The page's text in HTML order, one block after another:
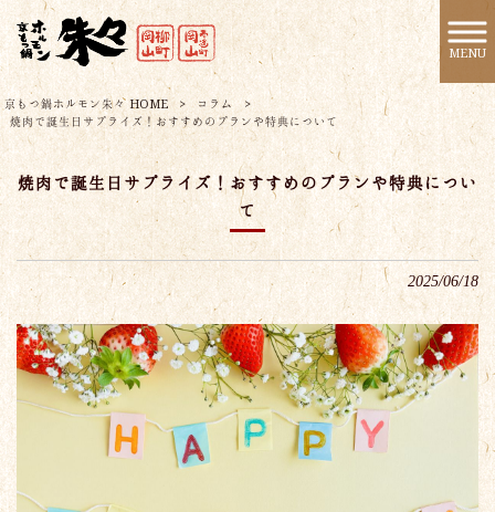
MENU
京もつ鍋ホルモン朱々 HOME > コラム
>
焼肉で誕生日サプライズ！おすすめのプランや特典について
焼肉で誕生日サプライズ！おすすめのプランや特典につい
て
2025/06/18